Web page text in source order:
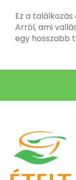
Ez a
Arról, ami
egy hosszabb